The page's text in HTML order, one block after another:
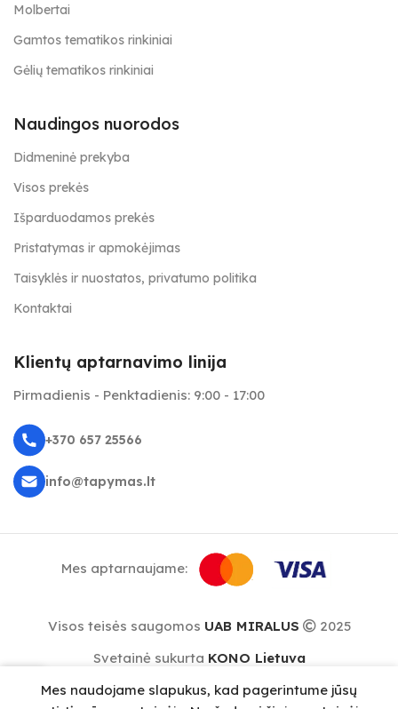
Molbertai
Gamtos tematikos rinkiniai
Gėlių tematikos rinkiniai
Naudingos nuorodos
Didmeninė prekyba
Visos prekės
Išparduodamos prekės
Pristatymas ir apmokėjimas
Taisyklės ir nuostatos, privatumo politika
Kontaktai
Klientų aptarnavimo linija
Pirmadienis - Penktadienis: 9:00 - 17:00
+370 657 25566
info@tapymas.lt
Mes aptarnaujame:
Visos teisės saugomos UAB MIRALUS
2025
Svetainė sukurta KONO Lietuva
Mes naudojame slapukus, kad pagerintume jūsų